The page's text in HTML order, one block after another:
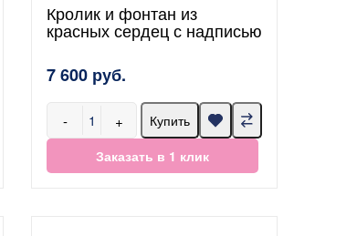
Кролик и фонтан из
красных сердец с надписью
7 600 руб.
- +
Купить
Заказать в 1 клик